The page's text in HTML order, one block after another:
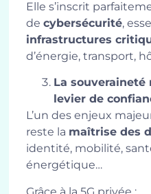
Elle s’inscrit
decybersécurité,
infrastructures
d’énergie, transport,
La
levier de
L’un des enjeux
reste la maîtrise des
identité, mobilité,
énergétique…
Grâce à la 5G privée :